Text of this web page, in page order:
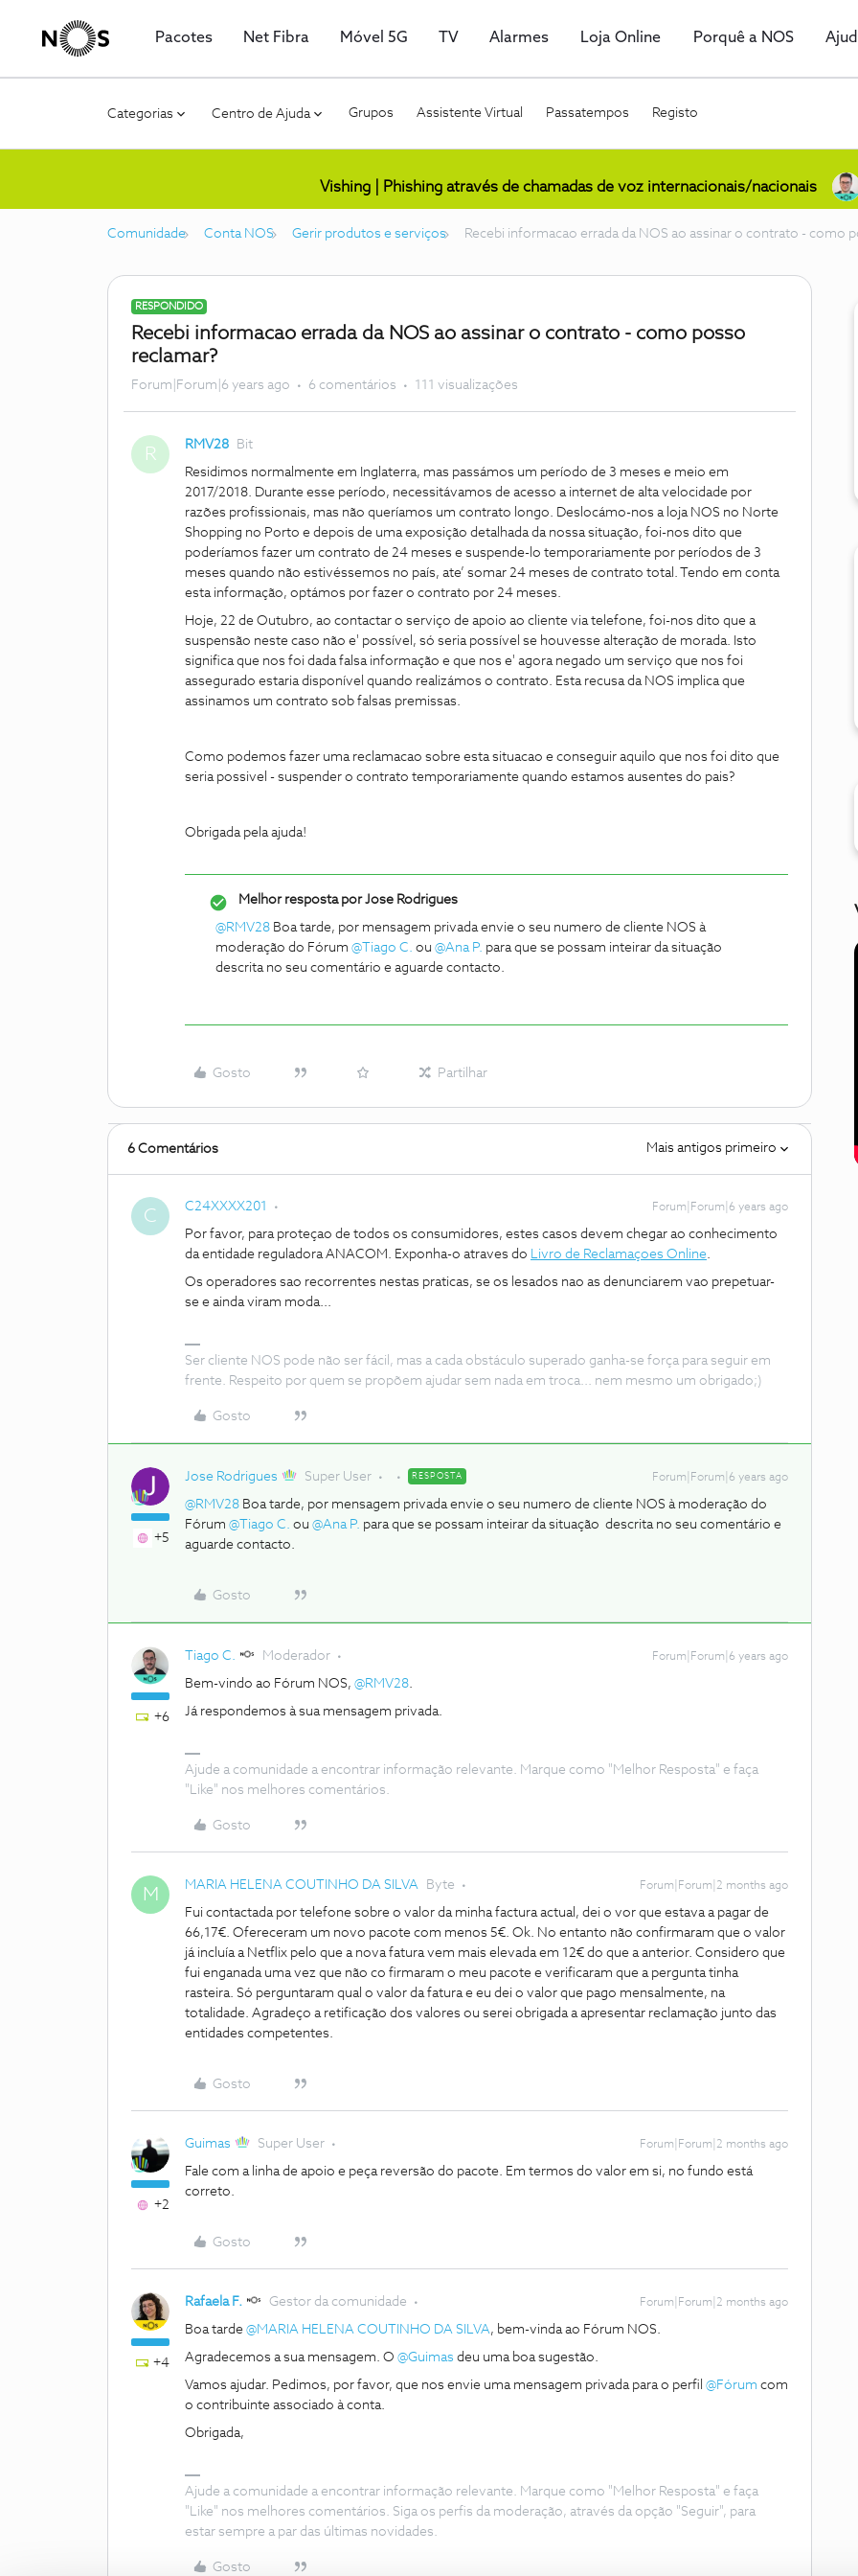
Pacotes Net Fibra Móvel 5G TV Alarmes Loja Online Porquê a NOS
Categorias Centro de Ajuda Grupos Assistente Virtual Passatempos Registo
Vishing | Phishing através de chamadas de voz internacionais/nacionais
Comunidade Conta NOS Gerir produtos e serviços Recebi informacao errada da NOS ao assinar o contrato - como
RESPONDIDO
Recebi informacao errada da NOS ao assinar o contrato - como posso
reclamar?
Forum|Forum|6 years ago 6 comentários 111 visualizações
R RMV28 Bit
Residimos normalmente em Inglaterra, mas passámos um período de 3 meses e meio em
2017/2018. Durante esse período, necessitávamos de acesso a internet de alta velocidade por
razões profissionais, mas não queríamos um contrato longo. Deslocámo-nos a loja NOS no Norte
Shopping no Porto e depois de uma exposição detalhada da nossa situação, foi-nos dito que
poderíamos fazer um contrato de 24 meses e suspende-lo temporariamente por períodos de 3
meses quando não estivéssemos no país, ate’ somar 24 meses de contrato total. Tendo em conta
esta informação, optámos por fazer o contrato por 24 meses.
Hoje, 22 de Outubro, ao contactar o serviço de apoio ao cliente via telefone, foi-nos dito que a
suspensão neste caso não e' possível, só seria possível se houvesse alteração de morada. Isto
significa que nos foi dada falsa informação e que nos e' agora negado um serviço que nos foi
assegurado estaria disponível quando realizámos o contrato. Esta recusa da NOS implica que
assinamos um contrato sob falsas premissas.
Como podemos fazer uma reclamacao sobre esta situacao e conseguir aquilo que nos foi dito que
seria possivel - suspender o contrato temporariamente quando estamos ausentes do pais?
Obrigada pela ajuda!
Melhor resposta porJose Rodrigues
@RMV28 Boa tarde, por mensagem privada envie o seu numero de cliente NOS à
moderação do Fórum @Tiago C. ou @Ana P. para que se possam inteirar da situação
descrita no seu comentário e aguarde contacto.
Gosto Partilhar
6 Comentários Mais antigos primeiro
C C24XXXX201 Forum|Forum|6 years ago
Por favor, para proteçao de todos os consumidores, estes casos devem chegar ao conhecimento
da entidade reguladora ANACOM. Exponha-o atraves do Livro de Reclamaçoes Online.
Os operadores sao recorrentes nestas praticas, se os lesados nao as denunciarem vao prepetuar-
se e ainda viram moda...
Ser cliente NOS pode não ser fácil, mas a cada obstáculo superado ganha-se força para seguir em
frente. Respeito por quem se propõem ajudar sem nada em troca... nem mesmo um obrigado;)
Gosto
+5
Jose Rodrigues Super User RESPOSTA Forum|Forum|6 years ago
@RMV28 Boa tarde, por mensagem privada envie o seu numero de cliente NOS à moderação do
Fórum @Tiago C. ou @Ana P. para que se possam inteirar da situação descrita no seu comentário e
aguarde contacto.
Gosto
+6
Tiago C. Moderador Forum|Forum|6 years ago
Bem-vindo ao Fórum NOS, @RMV28.
Já respondemos à sua mensagem privada.
Ajude a comunidade a encontrar informação relevante. Marque como "Melhor Resposta" e faça
"Like" nos melhores comentários.
Gosto
M MARIA HELENA COUTINHO DA SILVA Byte Forum|Forum|2 months ago
Fui contactada por telefone sobre o valor da minha factura actual, dei o vor que estava a pagar de
66,17€. Ofereceram um novo pacote com menos 5€. Ok. No entanto não confirmaram que o valor
já incluía a Netflix pelo que a nova fatura vem mais elevada em 12€ do que a anterior. Considero que
fui enganada uma vez que não co firmaram o meu pacote e verificaram que a pergunta tinha
rasteira. Só perguntaram qual o valor da fatura e eu dei o valor que pago mensalmente, na
totalidade. Agradeço a retificação dos valores ou serei obrigada a apresentar reclamação junto das
entidades competentes.
Gosto
+2
Guimas Super User Forum|Forum|2 months ago
Fale com a linha de apoio e peça reversão do pacote. Em termos do valor em si, no fundo está
correto.
Gosto
+4
Rafaela F. Gestor da comunidade Forum|Forum|2 months ago
Boa tarde ​ @MARIA HELENA COUTINHO DA SILVA, bem-vinda ao Fórum NOS.
Agradecemos a sua mensagem. O ​ @Guimas deu uma boa sugestão.
Vamos ajudar. Pedimos, por favor, que nos envie uma mensagem privada para o perfil ​ @Fórum com
o contribuinte associado à conta.
Obrigada,
Ajude a comunidade a encontrar informação relevante. Marque como "Melhor Resposta" e faça
"Like" nos melhores comentários. Siga os perfis da moderação, através da opção "Seguir", para
estar sempre a par das últimas novidades.
Gosto